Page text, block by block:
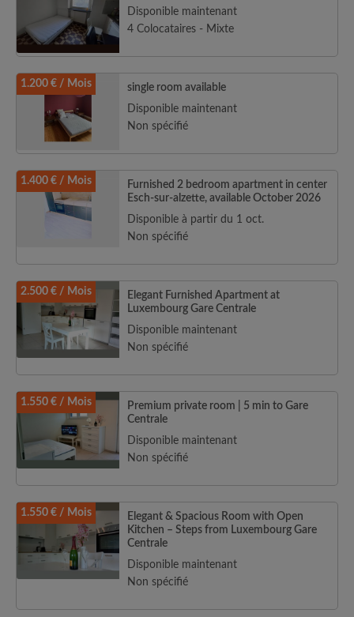
Disponible maintenant
4 Colocataires - Mixte
1.200 € / Mois
single room available
Disponible maintenant
Non spécifié
1.400 € / Mois
Furnished 2 bedroom apartment in center
Esch-sur-alzette, available October 2026
Disponible à partir du 1 oct.
Non spécifié
2.500 € / Mois
Elegant Furnished Apartment at
Luxembourg Gare Centrale
Disponible maintenant
Non spécifié
1.550 € / Mois
Premium private room | 5 min to Gare
Centrale
Disponible maintenant
Non spécifié
1.550 € / Mois
Elegant & Spacious Room with Open
Kitchen – Steps from Luxembourg Gare
Centrale
Disponible maintenant
Non spécifié